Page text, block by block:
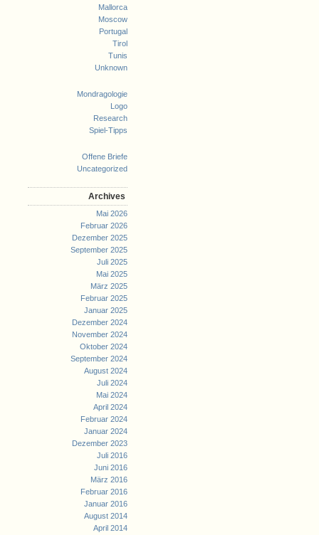
Mallorca
Moscow
Portugal
Tirol
Tunis
Unknown
Mondragologie
Logo
Research
Spiel-Tipps
Offene Briefe
Uncategorized
Archives
Mai 2026
Februar 2026
Dezember 2025
September 2025
Juli 2025
Mai 2025
März 2025
Februar 2025
Januar 2025
Dezember 2024
November 2024
Oktober 2024
September 2024
August 2024
Juli 2024
Mai 2024
April 2024
Februar 2024
Januar 2024
Dezember 2023
Juli 2016
Juni 2016
März 2016
Februar 2016
Januar 2016
August 2014
April 2014